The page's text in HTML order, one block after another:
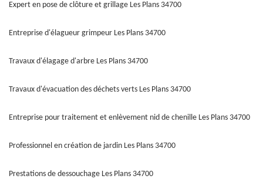
Expert en pose de clôture et grillage Les Plans 34700
Entreprise d'élagueur grimpeur Les Plans 34700
Travaux d'élagage d'arbre Les Plans 34700
Travaux d'évacuation des déchets verts Les Plans 34700
Entreprise pour traitement et enlèvement nid de chenille Les Plans 34700
Professionnel en création de jardin Les Plans 34700
Prestations de dessouchage Les Plans 34700